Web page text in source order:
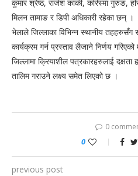
कुमार श्रेष्ठ, राजेश कार्की, करिस्मा गुरुङ,
मिलन तामाङ र डिपी अधिकारी रहेका छन् ।
भेलाले जिल्लाका विभिन्न स्थानीय तहहरुसँग
कार्यक्रम गर्न प्रस्ताव लैजाने निर्णय
जिल्लामा क्रियाशील पत्रकारहरुलाई
तालिम गराउने लक्ष्य समेत लिएको छ ।
0
0
previous post